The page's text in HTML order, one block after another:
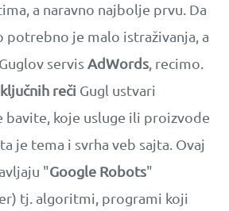
a naravno najbolje prvu. Da
potrebno je malo istraživanja, a
servis AdWords , recimo.
ključnih reči Gugl ustvari
bavite, koje usluge ili proizvode
je tema i svrha veb sajta. Ovaj
"Google Robots"
tj. algoritmi, programi koji